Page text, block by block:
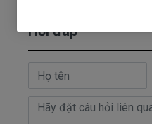
Pin Máy Tính
P58F002
Dấu hiệu biết pin
P58F001
Hỏi đáp